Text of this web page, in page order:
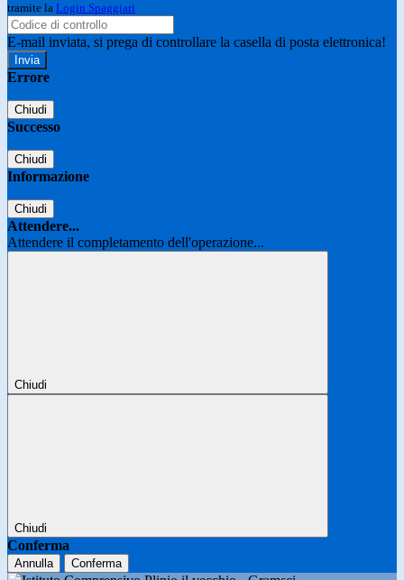
tramite la Login Spaggiari
E-mail inviata, si prega di controllare la casella di posta elettronica!
Errore
Chiudi
Successo
Chiudi
Informazione
Chiudi
Attendere...
Attendere il completamento dell'operazione...
Chiudi
Chiudi
Conferma
Annulla Conferma